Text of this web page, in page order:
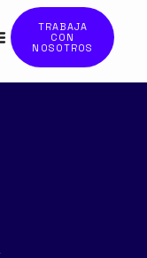
TRABAJA
CON
NOSOTROS